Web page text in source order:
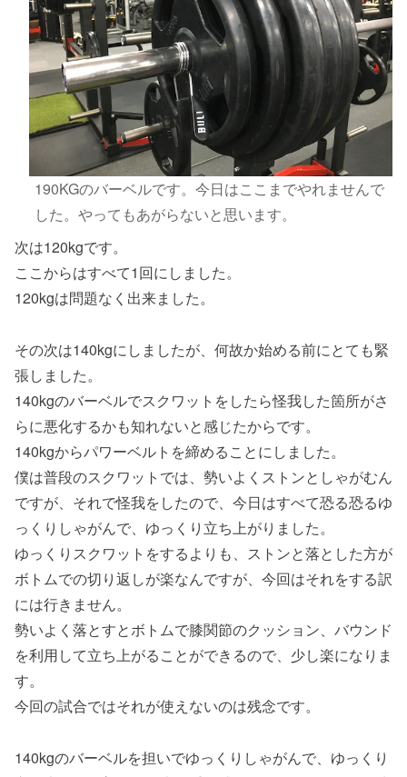
190KGのバーベルです。今日はここまでやれませんで
した。やってもあがらないと思います。
次は120kgです。
ここからはすべて1回にしました。
120kgは問題なく出来ました。
その次は140kgにしましたが、何故か始める前にとても緊
張しました。
140kgのバーベルでスクワットをしたら怪我した箇所がさ
らに悪化するかも知れないと感じたからです。
140kgからパワーベルトを締めることにしました。
僕は普段のスクワットでは、勢いよくストンとしゃがむん
ですが、それで怪我をしたので、今日はすべて恐る恐るゆ
っくりしゃがんで、ゆっくり立ち上がりました。
ゆっくりスクワットをするよりも、ストンと落とした方が
ボトムでの切り返しが楽なんですが、今回はそれをする訳
には行きません。
勢いよく落とすとボトムで膝関節のクッション、バウンド
を利用して立ち上がることができるので、少し楽になりま
す。
今回の試合ではそれが使えないのは残念です。
140kgのバーベルを担いでゆっくりしゃがんで、ゆっくり